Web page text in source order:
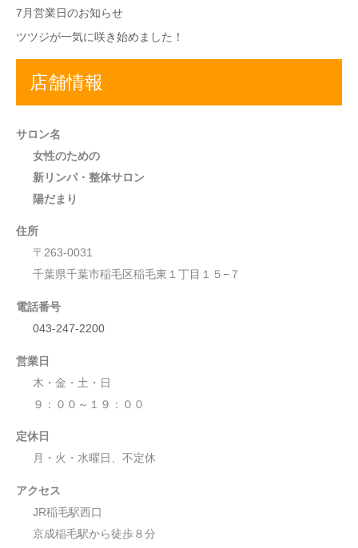
7月営業日のお知らせ
ツツジが一気に咲き始めました！
店舗情報
サロン名
女性のための
新リンパ・整体サロン
陽だまり
住所
〒263-0031
千葉県千葉市稲毛区稲毛東１丁目１５−７
電話番号
043-247-2200
営業日
木・金・土・日
９：００～１９：００
定休日
月・火・水曜日、不定休
アクセス
JR稲毛駅西口
京成稲毛駅から徒歩８分